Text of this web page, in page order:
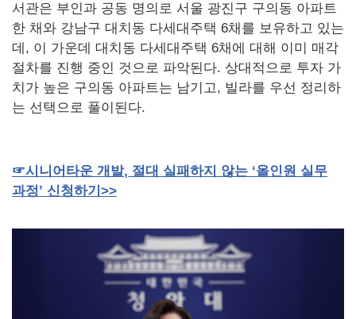
서관은 부인과 공동 명의로 서울 광진구 구의동 아파트
한 채와 강남구 대치동 다세대주택 6채를 보유하고 있는
데, 이 가운데 대치동 다세대주택 6채에 대해 이미 매각
절차를 진행 중인 것으로 파악된다. 상대적으로 투자 가
치가 높은 구의동 아파트는 남기고, 빌라를 우선 정리하
는 선택으로 풀이된다.
☞시니어타운 개발, 절대 실패하지 않는 ‘올인원 실무
과정’ 신청하기 >>